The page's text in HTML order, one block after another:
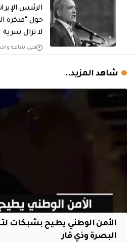
الرئيس
حول “مذكرة
لا تزال سرية
قبل ساعة
شاهد المزيد..
الأمن الوطني يطيح بشبكات
البصرة وذي قار